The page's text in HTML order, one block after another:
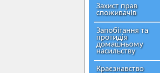
Захист прав
споживачів
Запобігання та
протидія
домашньому
насильству
Краєзнавство